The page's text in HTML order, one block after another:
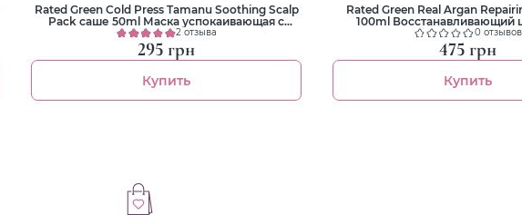
Rated Green Cold Press Tamanu Soothing Scalp
Pack саше 50ml Маска успокаивающая с
маслом тамана
2 отзыва
295 грн
Купить
Rated Green Real Argan
100ml Восстанавливающий
аргановым маслом
0 отзывов
475 грн
Купить